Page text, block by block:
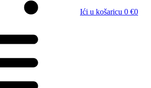
Ići u košaricu 0 €0